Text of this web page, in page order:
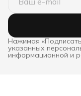
Нажимая
указанных
информационной и